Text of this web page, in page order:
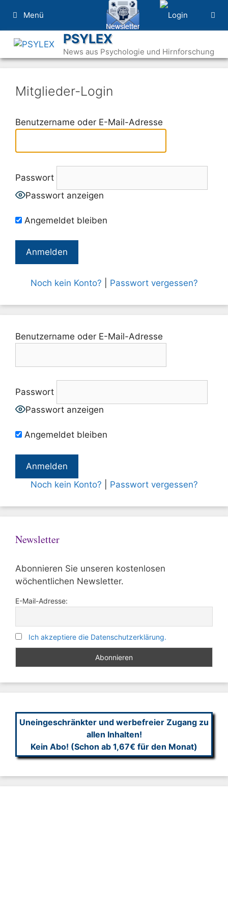
Inhalt
springen
Menü
PSYLEX
News aus Psychologie und Hirnforschung
Mitglieder-Login
Benutzername oder E-Mail-Adresse
Passwort
Passwort anzeigen
Angemeldet bleiben
Noch kein Konto? Passwort vergessen?
Benutzername oder E-Mail-Adresse
Passwort
Passwort anzeigen
Angemeldet bleiben
Noch kein Konto? Passwort vergessen?
Newsletter
Abonnieren Sie unseren kostenlosen
wöchentlichen Newsletter.
E-Mail-Adresse:
Ich akzeptiere die Datenschutzerklärung.
Uneingeschränkter und werbefreier Zugang zu
allen Inhalten!
Kein Abo! (Schon ab 1,67€ für den Monat)